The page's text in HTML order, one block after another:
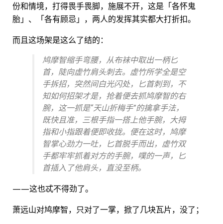
份和情境，打得畏手畏脚，施展不开，这是「各怀鬼
胎」、「各有顾忌」，两人的发挥其实都大打折扣。
而且这场架是这么了结的：
鸠摩智缩手弯腰，从布袜中取出一柄匕
首，陡向虚竹肩头刺去。虚竹所学全是空
手拆招，突然间白光闪处，匕首刺到，不
知如何招架才是，抢着便去抓鸠摩智的右
腕，这一抓是“天山折梅手”的擒拿手法，
既快且准，三根手指一搭上他手腕，大拇
指和小指跟着便即收拢。便在这时，鸠摩
智掌心劲力一吐，匕首脱手而出，虚竹双
手都牢牢抓着对方的手腕，噗的一声，匕
首插入了他肩头，直没至柄。
——这也忒不得劲了。
萧远山对鸠摩智，只对了一掌，掀了几块瓦片，没了；